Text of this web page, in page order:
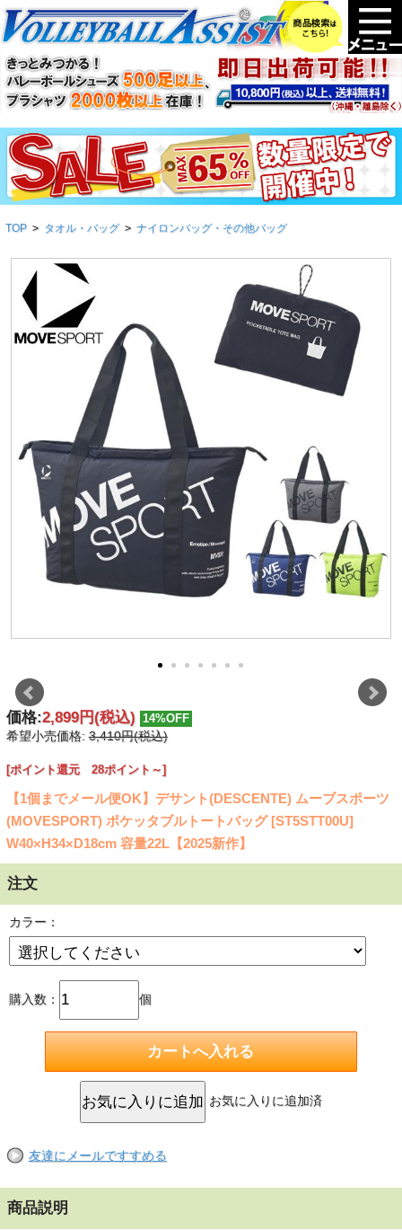
TOP > タオル・バッグ > ナイロンバッグ・その他バッグ
価格:2,899円(税込) 14%OFF
希望小売価格:3,410円(税込)
[ポイント還元 28ポイント～]
【1個までメール便OK】デサント(DESCENTE) ムーブスポーツ
(MOVESPORT) ポケッタブルトートバッグ [ST5STT00U]
W40×H34×D18cm 容量22L【2025新作】
注文
カラー：
購入数： 個
お気に入りに追加済
友達にメールですすめる
商品説明